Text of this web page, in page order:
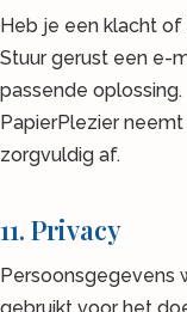
Heb je een klacht
Stuur gerust een e-
passende oplossing.
PapierPlezier
zorgvuldig af.
11. Privacy
Persoonsgegevens